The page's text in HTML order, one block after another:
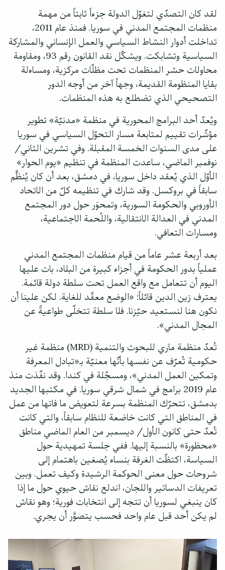
لقد كان التصدّي لتغوّل الدولة جزءاً ثابتاً من مهمة
منظمات المجتمع المدني في سوريا. فمنذ عام 2011،
تداخلت أدوار النشاط السياسي والعمل الإنساني والمشاركة
السياسية وتشابكت. ويشكّل نقد القانون رقم 93، ومقاومة
محاولات حشر المنظمات تحت مظلّات مركزية، ومساءلة
بقايا المنظومة القديمة، وجهاً آخر من أوجه الدور
التصحيحي الذي تضطلع به هذه المنظمات.
ويُعدّ أحد البرامج المحورية في منظمة «مدنيّة» تطوير
مؤشّرات تقييم لمتابعة مسار التحوّل السياسي في سوريا
على مدى السنوات الخمسة المقبلة. وفي تشرين الثاني/
نوفمبر الماضي، ساعدت المنظمة في تنظيم «يوم الحوار»
الأوّل الذي يُعقد داخل سوريا، في دمشق، بعد أن كان يُنظَّم
سابقاً في بروكسل. وقد شارك في تنظيمه كلّ من الاتحاد
الأوروبي والحكومة السورية، وتمحوَر حول دور المجتمع
المدني في العدالة الانتقالية، واللُحمة الاجتماعية،
ومسارات التعافي.
بعد أربعة عشر عاماً من قيام منظمات المجتمع المدني
عملياً بدور الحكومة في أجزاء كبيرة من البلاد، بات عليها
اليوم أن تتعامل مع واقع العمل تحت سلطة دولة قائمة.
يعترف زين الدين قائلاً: «الوضع معقّد للغاية. لكن علينا أن
نكون هنا لنستعيد حيّزنا. فلا سلطة تتخلّى طواعيةً عن
المجال المدني».
تُعدّ منظمة ماري للبحوث والتنمية (MRD) منظمة غير
حكومية تُعرّف عن نفسها بأنّها معنيّة بـ«تبادل المعرفة
وتمكين العمل المدني»، ومسجّلة في كندا. وقد نفّذت منذ
عام 2019 برامج في شمال شرقي سوريا. في مكتبها الجديد
بدمشق، تتحرّك المنظمة بسرعة لتعويض ما فاتها من عمل
في المناطق التي كانت خاضعة للنظام سابقاً، والتي كانت
تُعدّ حتى كانون الأول/ ديسمبر من العام الماضي مناطق
«محظورة» بالنسبة إليها. ففي جلسة تمهيدية حول
السياسة، اكتظّت الغرفة بنساء يُصغين باهتمام إلى
شروحات حول معنى الحوكمة الرشيدة وكيف تعمل. وبين
تعريفات الدساتير واللجان، اندلع نقاش حيوي حول ما إذا
كان ينبغي لسوريا أن تتجه إلى انتخابات فورية؛ وهو نقاش
لم يكن أحد قبل عام واحد فحسب يتصوَّر أن يجري.